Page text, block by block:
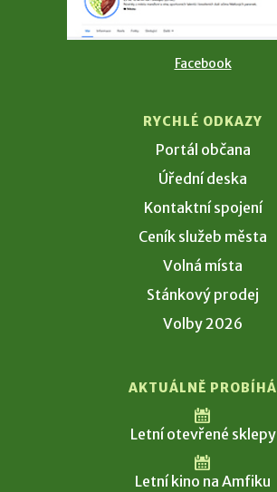
Facebook
RYCHLÉ ODKAZY
Portál občana
Úřední deska
Kontaktní spojení
Ceník služeb města
Volná místa
Stánkový prodej
Volby 2026
AKTUÁLNĚ PROBÍHÁ
Letní otevřené sklepy
Letní kino na Amfiku